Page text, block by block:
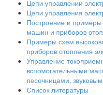
Цепи управлении
Цепи управления
Построение и
машин и приборов
Примеры схем
приборов отопления
Управление
вспомогательными
песочницами,
Список литературы